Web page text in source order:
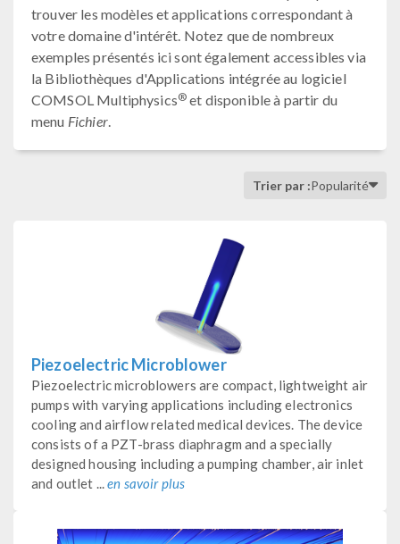
trouver les modèles et applications correspondant à
votre domaine d'intérêt. Notez que de nombreux
exemples présentés ici sont également accessibles via
la Bibliothèques d'Applications intégrée au logiciel
COMSOL Multiphysics® et disponible à partir du
menu Fichier.
Trier par :Popularité
Piezoelectric Microblower
Piezoelectric microblowers are compact, lightweight air
pumps with varying applications including electronics
cooling and airflow related medical devices. The device
consists of a PZT-brass diaphragm and a specially
designed housing including a pumping chamber, air inlet
and outlet ...en savoir plus